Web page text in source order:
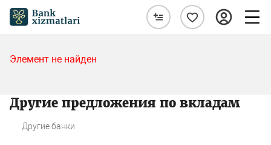
Элемент не найден
Другие предложения по вкладам
Другие банки